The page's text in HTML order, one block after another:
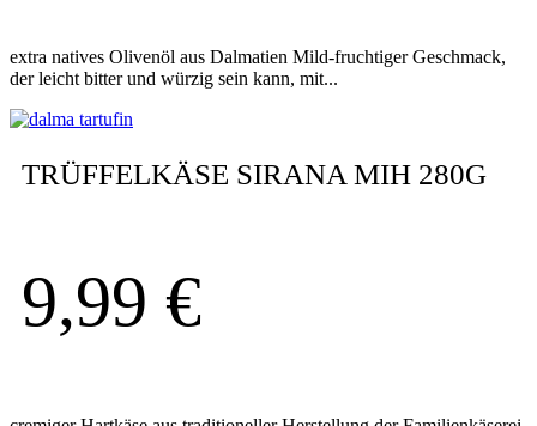
extra natives Olivenöl aus Dalmatien Mild-fruchtiger Geschmack,
der leicht bitter und würzig sein kann, mit...
TRÜFFELKÄSE SIRANA MIH 280G
9,99 €